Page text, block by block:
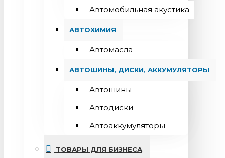
Автомобильная акустика
АВТОХИМИЯ
Автомасла
АВТОШИНЫ, ДИСКИ, АККУМУЛЯТОРЫ
Автошины
Автодиски
Автоаккумуляторы
ТОВАРЫ ДЛЯ БИЗНЕСА